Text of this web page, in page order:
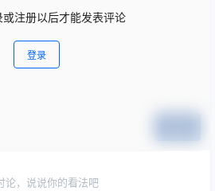
注册以后才能发表评论
登录
论，说说你的看法吧